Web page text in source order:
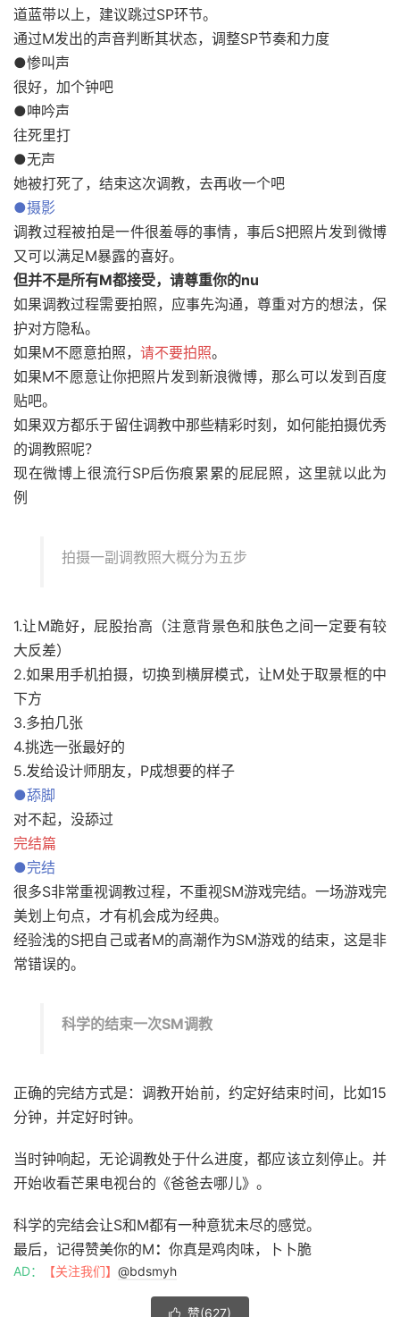
道蓝带以上，建议跳过SP环节。
通过M发出的声音判断其状态，调整SP节奏和力度
●惨叫声
很好，加个钟吧
●呻吟声
往死里打
●无声
她被打死了，结束这次调教，去再收一个吧
●摄影
调教过程被拍是一件很羞辱的事情，事后S把照片发到微博
又可以满足M暴露的喜好。
但并不是所有M都接受，请尊重你的nu
如果调教过程需要拍照，应事先沟通，尊重对方的想法，保
护对方隐私。
如果M不愿意拍照， 请不要拍照。
如果M不愿意让你把照片发到新浪微博，那么可以发到百度
贴吧。
如果双方都乐于留住调教中那些精彩时刻，如何能拍摄优秀
的调教照呢？
现在微博上很流行SP后伤痕累累的屁屁照，这里就以此为
例
拍摄一副调教照大概分为五步
1.让M跪好，屁股抬高（注意背景色和肤色之间一定要有较
大反差）
2.如果用手机拍摄，切换到横屏模式，让M处于取景框的中
下方
3.多拍几张
4.挑选一张最好的
5.发给设计师朋友，P成想要的样子
●舔脚
对不起，没舔过
完结篇
●完结
很多S非常重视调教过程，不重视SM游戏完结。一场游戏完
美划上句点，才有机会成为经典。
经验浅的S把自己或者M的高潮作为SM游戏的结束，这是非
常错误的。
科学的结束一次SM调教
正确的完结方式是：调教开始前，约定好结束时间，比如15
分钟，并定好时钟。
当时钟响起，无论调教处于什么进度，都应该立刻停止。并
开始收看芒果电视台的《爸爸去哪儿》。
科学的完结会让S和M都有一种意犹未尽的感觉。
最后，记得赞美你的M ： 你真是鸡肉味，卜卜脆
AD： 【关注我们】 @bdsmyh
 赞(627)